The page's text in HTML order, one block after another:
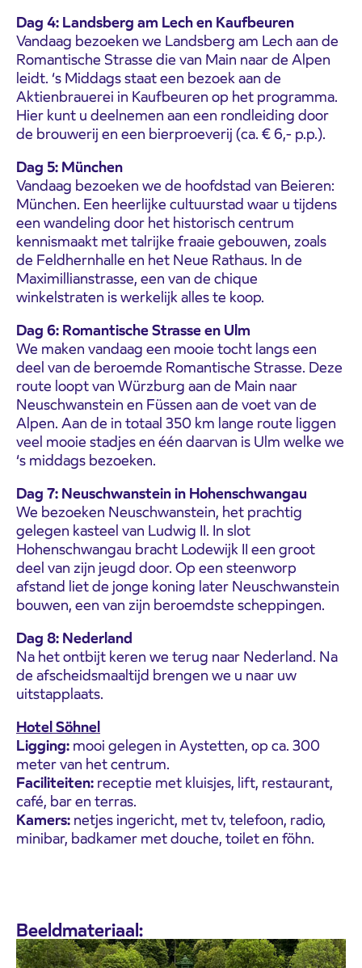
Dag 4: Landsberg am Lech en Kaufbeuren
Vandaag bezoeken we Landsberg am Lech aan de
Romantische Strasse die van Main naar de Alpen
leidt. ‘s Middags staat een bezoek aan de
Aktienbrauerei in Kaufbeuren op het programma.
Hier kunt u deelnemen aan een rondleiding door
de brouwerij en een bierproeverij (ca. € 6,- p.p.).
Dag 5: München
Vandaag bezoeken we de hoofdstad van Beieren:
München. Een heerlijke cultuurstad waar u tijdens
een wandeling door het historisch centrum
kennismaakt met talrijke fraaie gebouwen, zoals
de Feldhernhalle en het Neue Rathaus. In de
Maximillianstrasse, een van de chique
winkelstraten is werkelijk alles te koop.
Dag 6: Romantische Strasse en Ulm
We maken vandaag een mooie tocht langs een
deel van de beroemde Romantische Strasse. Deze
route loopt van Würzburg aan de Main naar
Neuschwanstein en Füssen aan de voet van de
Alpen. Aan de in totaal 350 km lange route liggen
veel mooie stadjes en één daarvan is Ulm welke we
‘s middags bezoeken.
Dag 7: Neuschwanstein in Hohenschwangau
We bezoeken Neuschwanstein, het prachtig
gelegen kasteel van Ludwig II. In slot
Hohenschwangau bracht Lodewijk II een groot
deel van zijn jeugd door. Op een steenworp
afstand liet de jonge koning later Neuschwanstein
bouwen, een van zijn beroemdste scheppingen.
Dag 8: Nederland
Na het ontbijt keren we terug naar Nederland. Na
de afscheidsmaaltijd brengen we u naar uw
uitstapplaats.
Hotel Söhnel
Ligging: mooi gelegen in Aystetten, op ca. 300
meter van het centrum.
Faciliteiten: receptie met kluisjes, lift, restaurant,
café, bar en terras.
Kamers: netjes ingericht, met tv, telefoon, radio,
minibar, badkamer met douche, toilet en föhn.
Beeldmateriaal: